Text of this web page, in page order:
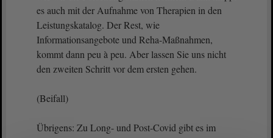
es auch mit der Aufnahme von Therapien in den
Leistungskatalog. Der Rest, wie
Informationsangebote und Reha-Maßnahmen,
kommt dann peu à peu. Aber lassen Sie uns nicht
den zweiten Schritt vor dem ersten gehen.
(Beifall)
Übrigens: Zu Long- und Post-Covid gibt es im